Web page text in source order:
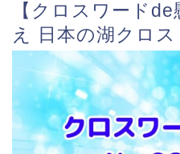
【クロスワード
え 日本の湖クロス